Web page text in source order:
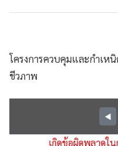
โครงการควบคุมและกำเห
ชีวภาพ
◀️
เกิดข้อผิดพลาดใ